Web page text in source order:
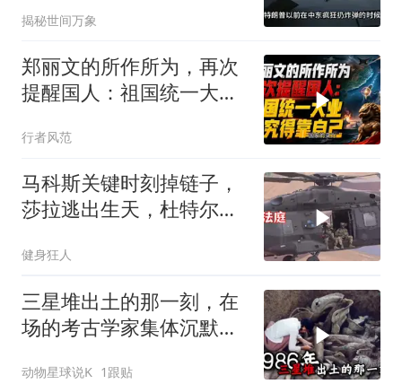
揭秘世间万象
郑丽文的所作所为，再次
提醒国人：祖国统一大
行者风范
马科斯关键时刻掉链子，
莎拉逃出生天，杜特尔特
健身狂人
三星堆出土的那一刻，在
场的考古学家集体沉默
动物星球说K 1跟贴